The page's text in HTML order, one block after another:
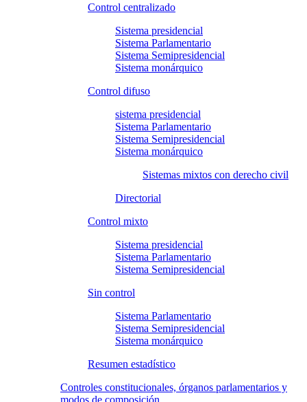
Control centralizado
Sistema presidencial
Sistema Parlamentario
Sistema Semipresidencial
Sistema monárquico
Control difuso
sistema presidencial
Sistema Parlamentario
Sistema Semipresidencial
Sistema monárquico
Sistemas mixtos con derecho civil
Directorial
Control mixto
Sistema presidencial
Sistema Parlamentario
Sistema Semipresidencial
Sin control
Sistema Parlamentario
Sistema Semipresidencial
Sistema monárquico
Resumen estadístico
Controles constitucionales, órganos parlamentarios y
modos de composición